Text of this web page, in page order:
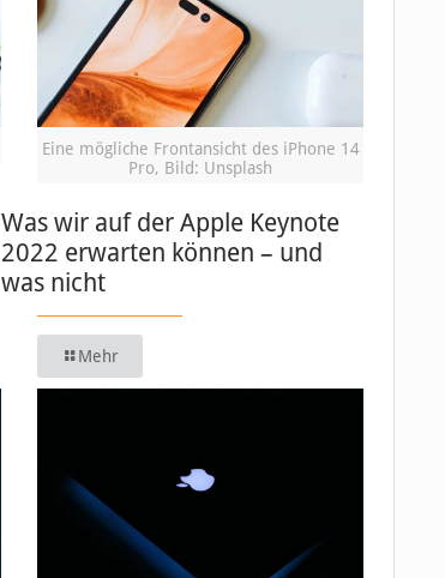
Eine mögliche Frontansicht des iPhone 14
Pro, Bild: Unsplash
Was wir auf der Apple Keynote
2022 erwarten können – und
was nicht
Mehr